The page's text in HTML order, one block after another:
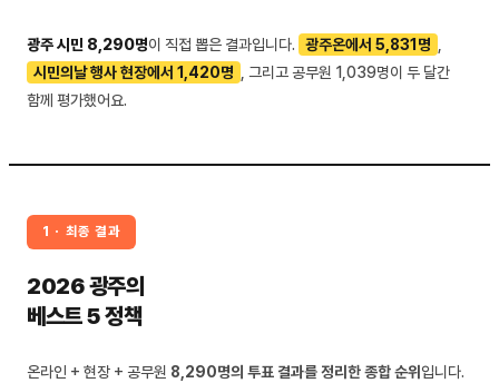
광주 시민 8,290명이 직접 뽑은 결과입니다. 광주온에서 5,831명
시민의날 행사 현장에서 1,420명
, 그리고 공무원 1,039명이 두 달간
함께 평가했어요.
1 · 최종 결과
2026 광주의
베스트 5 정책
온라인 + 현장 + 공무원 8,290명의 투표 결과를 정리한 종합 순위 입니다.